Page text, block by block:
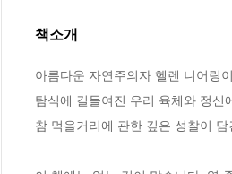
책소개
아름다운 자연주의자 헬렌 니어링
탐식에 길들여진 우리 육체와 정
참 먹을거리에 관한 깊은 성찰이 담